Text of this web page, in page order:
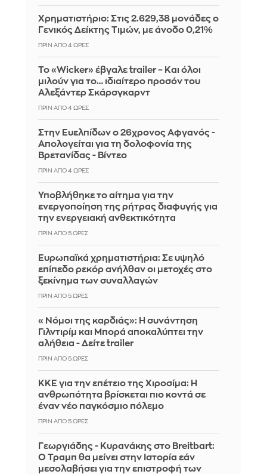
Χρηματιστήριο: Στις 2.629,38 μονάδες ο
Γενικός Δείκτης Τιμών, με άνοδο 0,21%
ΠΡΙΝ ΑΠΌ 4 ΏΡΕΣ
Το «Wicker» έβγαλε trailer – Και όλοι
μιλούν για το… ιδιαίτερο προσόν του
Αλεξάντερ Σκάρσγκαρντ
ΠΡΙΝ ΑΠΌ 4 ΏΡΕΣ
Στην Ευελπίδων ο 26χρονος Αφγανός -
Απολογείται για τη δολοφονία της
Βρετανίδας - Βίντεο
ΠΡΙΝ ΑΠΌ 4 ΏΡΕΣ
Υποβλήθηκε το αίτημα για την
ενεργοποίηση της ρήτρας διαφυγής για
την ενεργειακή ανθεκτικότητα
ΠΡΙΝ ΑΠΌ 5 ΏΡΕΣ
Ευρωπαϊκά χρηματιστήρια: Σε υψηλό
επίπεδο ρεκόρ ανήλθαν οι μετοχές στο
ξεκίνημα των συναλλαγών
ΠΡΙΝ ΑΠΌ 5 ΏΡΕΣ
«Νόμοι της καρδιάς»: Η συνάντηση
Γιλντιρίμ και Μπορά αποκαλύπτει την
αλήθεια - Δείτε trailer
ΠΡΙΝ ΑΠΌ 5 ΏΡΕΣ
ΚΚΕ για την επέτειο της Χιροσίμα: Η
ανθρωπότητα βρίσκεται πιο κοντά σε
έναν νέο παγκόσμιο πόλεμο
ΠΡΙΝ ΑΠΌ 5 ΏΡΕΣ
Γεωργιάδης - Κυρανάκης στο Breitbart:
Ο Τραμπ θα μείνει στην Ιστορία εάν
μεσολαβήσει για την επιστροφή των